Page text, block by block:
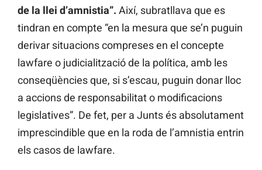
de la llei d’amnistia”. Així, subratllava que es
tindran en compte “en la mesura que se’n puguin
derivar situacions compreses en el concepte
lawfare o judicialització de la política, amb les
conseqüències que, si s’escau, puguin donar lloc
a accions de responsabilitat o modificacions
legislatives”. De fet, per a Junts és absolutament
imprescindible que en la roda de l’amnistia entrin
els casos de lawfare.